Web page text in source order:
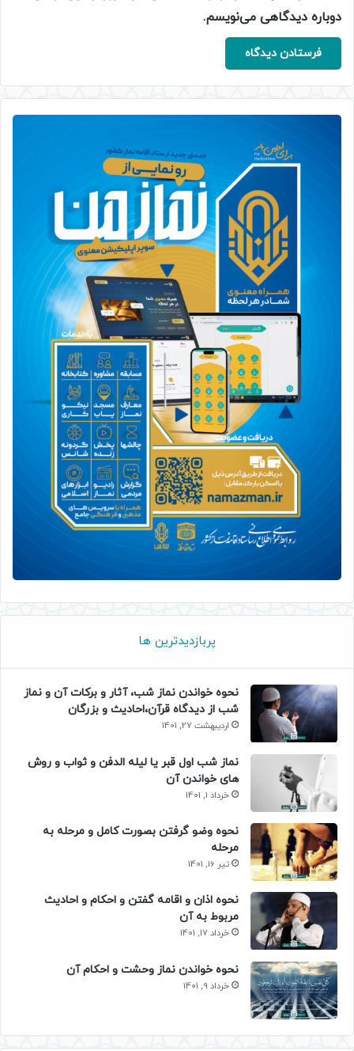
دوباره دیدگاهی می‌نویسم.
پربازدیدترین ها
نحوه خواندن نماز شب، آثار و برکات آن و نماز
شب از دیدگاه قرآن،احادیث و بزرگان
اردیبهشت 27, 1401
نماز شب اول قبر یا لیله الدفن و ثواب و روش
های خواندن آن
خرداد 1, 1401
نحوه وضو گرفتن بصورت کامل و مرحله به
مرحله
تیر 16, 1401
نحوه اذان و اقامه گفتن و احکام و احادیث
مربوط به آن
خرداد 17, 1401
نحوه خواندن نماز وحشت و احکام آن
خرداد 9, 1401